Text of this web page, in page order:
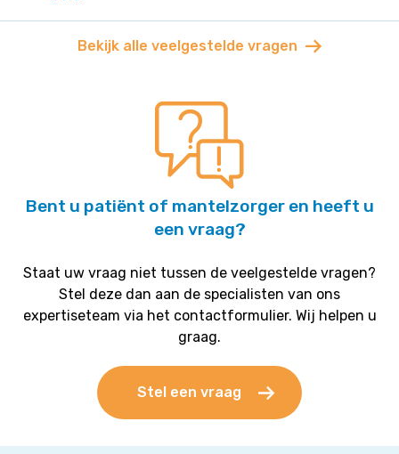
Bekijk alle veelgestelde vragen
Bent u patiënt of mantelzorger en heeft u
een vraag?
Staat uw vraag niet tussen de veelgestelde vragen?
Stel deze dan aan de specialisten van ons
expertiseteam via het contactformulier. Wij helpen u
graag.
Stel een vraag